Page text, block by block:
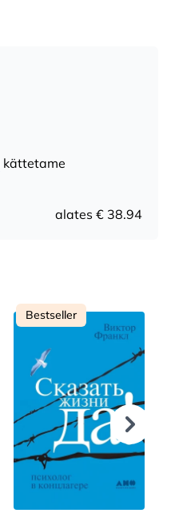
kättetame
alates € 38.94
Bestseller